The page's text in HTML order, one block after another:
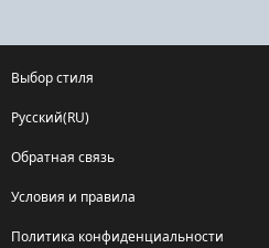
Выбор стиля
Русский(RU)
Обратная связь
Условия и правила
Политика конфиденциальности